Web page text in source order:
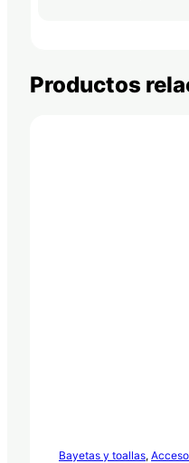
Productos
Bayetas y toallas,